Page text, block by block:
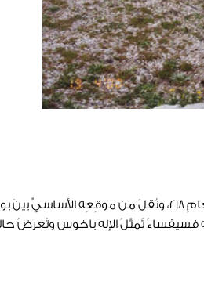
بُنيَ المسرحُ الرومانيُّ الذي لم يبقَ منه إلا ثُلْثُه
فسيفساءُ تُمثّلُ الإلهَ باخوسَ وتُعرَضُ